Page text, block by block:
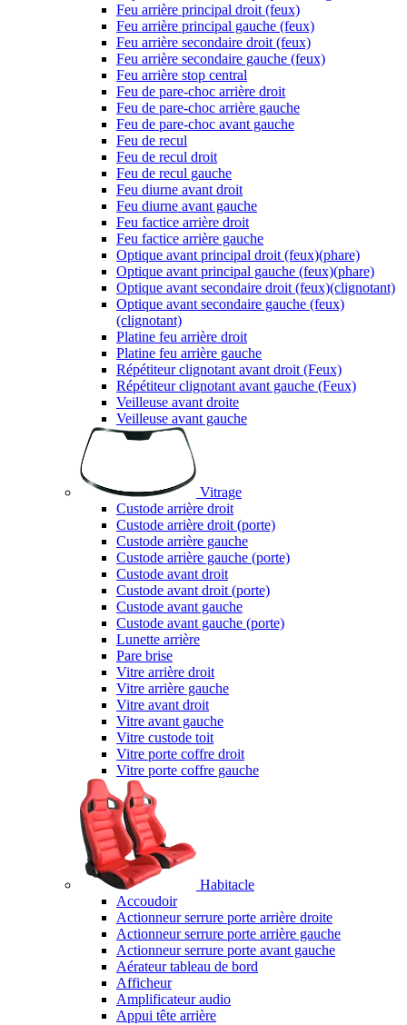
Feu arrière principal droit (feux)
Feu arrière principal gauche (feux)
Feu arrière secondaire droit (feux)
Feu arrière secondaire gauche (feux)
Feu arrière stop central
Feu de pare-choc arrière droit
Feu de pare-choc arrière gauche
Feu de pare-choc avant gauche
Feu de recul
Feu de recul droit
Feu de recul gauche
Feu diurne avant droit
Feu diurne avant gauche
Feu factice arrière droit
Feu factice arrière gauche
Optique avant principal droit (feux)(phare)
Optique avant principal gauche (feux)(phare)
Optique avant secondaire droit (feux)(clignotant)
Optique avant secondaire gauche (feux)
(clignotant)
Platine feu arrière droit
Platine feu arrière gauche
Répétiteur clignotant avant droit (Feux)
Répétiteur clignotant avant gauche (Feux)
Veilleuse avant droite
Veilleuse avant gauche
Vitrage
Custode arrière droit
Custode arrière droit (porte)
Custode arrière gauche
Custode arrière gauche (porte)
Custode avant droit
Custode avant droit (porte)
Custode avant gauche
Custode avant gauche (porte)
Lunette arrière
Pare brise
Vitre arrière droit
Vitre arrière gauche
Vitre avant droit
Vitre avant gauche
Vitre custode toit
Vitre porte coffre droit
Vitre porte coffre gauche
Habitacle
Accoudoir
Actionneur serrure porte arrière droite
Actionneur serrure porte arrière gauche
Actionneur serrure porte avant gauche
Aérateur tableau de bord
Afficheur
Amplificateur audio
Appui tête arrière